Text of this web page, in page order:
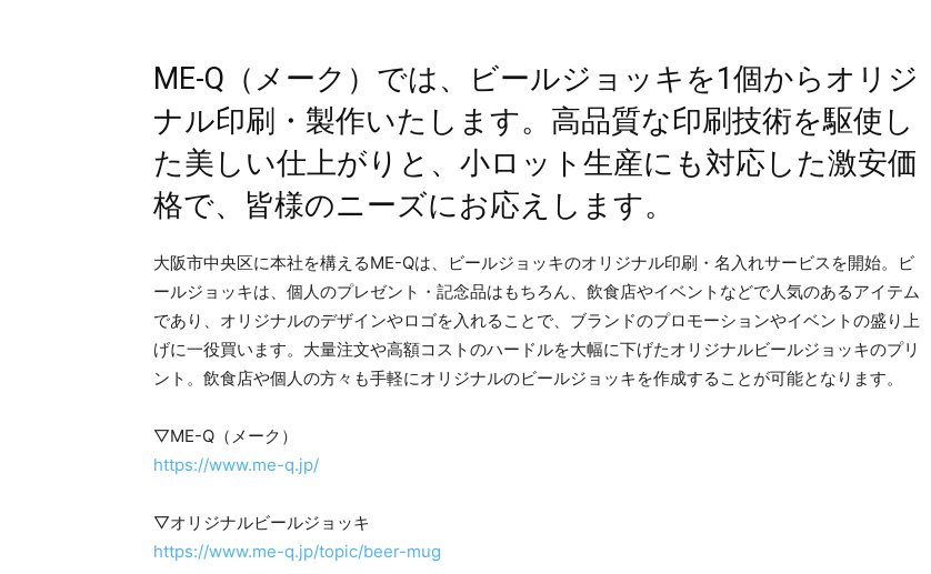
ME-Q（メーク）では、ビールジョッキを1個からオリジ
ナル印刷・製作いたします。高品質な印刷技術を駆使し
た美しい仕上がりと、小ロット生産にも対応した激安価
格で、皆様のニーズにお応えします。
大阪市中央区に本社を構えるME-Qは、ビールジョッキのオリジナル印刷・名入れサービスを開始。ビ
ールジョッキは、個人のプレゼント・記念品はもちろん、飲食店やイベントなどで人気のあるアイテム
であり、オリジナルのデザインやロゴを入れることで、ブランドのプロモーションやイベントの盛り上
げに一役買います。大量注文や高額コストのハードルを大幅に下げたオリジナルビールジョッキのプリ
ント。飲食店や個人の方々も手軽にオリジナルのビールジョッキを作成することが可能となります。
▽ME-Q（メーク）
https://www.me-q.jp/
▽オリジナルビールジョッキ
https://www.me-q.jp/topic/beer-mug